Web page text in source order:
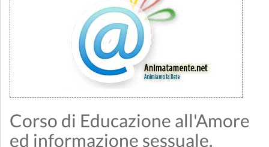
Corso di Educazione all'Amore
ed informazione sessuale.